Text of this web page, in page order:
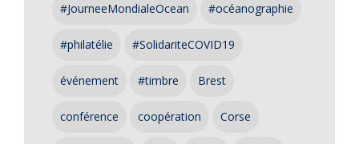
#JourneeMondialeOcean #océanographie
#philatélie #SolidariteCOVID19
événement #timbre Brest
conférence coopération Corse